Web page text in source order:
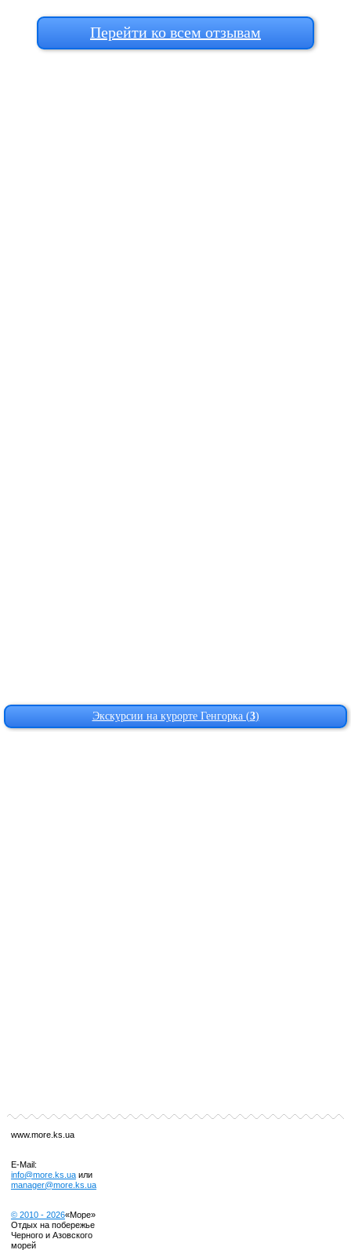
Перейти ко всем отзывам
Экскурсии на курорте Генгорка (3)
www.more.ks.ua
E-Mail:
info@more.ks.uaили
manager@more.ks.ua
© 2010 - 2026«Море»
Отдых на побережье
Черного и Азовского
морей